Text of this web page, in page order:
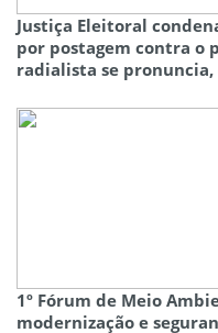
Justiça Eleitoral
por postagem contra o
radialista se pronuncia,
1º Fórum de Meio
modernização e